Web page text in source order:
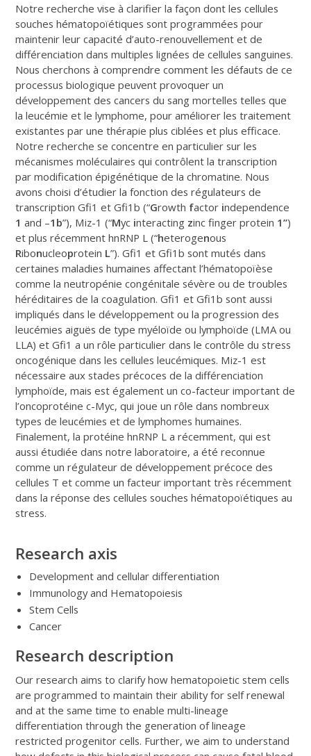
Notre recherche vise à clarifier la façon dont les cellules
souches hématopoïétiques sont programmées pour
maintenir leur capacité d’auto-renouvellement et de
différenciation dans multiples lignées de cellules sanguines.
Nous cherchons à comprendre comment les défauts de ce
processus biologique peuvent provoquer un
développement des cancers du sang mortelles telles que
la leucémie et le lymphome, pour améliorer les traitement
existantes par une thérapie plus ciblées et plus efficace.
Notre recherche se concentre en particulier sur les
mécanismes moléculaires qui contrôlent la transcription
par modification épigénétique de la chromatine. Nous
avons choisi d’étudier la fonction des régulateurs de
transcription Gfi1 et Gfi1b (“Growth factor independence
1 and –1b”), Miz-1 (“Myc interacting zinc finger protein 1”)
et plus récemment hnRNP L (“heterogenous
Ribonucleoprotein L”). Gfi1 et Gfi1b sont mutés dans
certaines maladies humaines affectant l’hématopoïèse
comme la neutropénie congénitale sévère ou de troubles
héréditaires de la coagulation. Gfi1 et Gfi1b sont aussi
impliqués dans le développement ou la progression des
leucémies aiguës de type myéloïde ou lymphoïde (LMA ou
LLA) et Gfi1 a un rôle particulier dans le contrôle du stress
oncogénique dans les cellules leucémiques. Miz-1 est
nécessaire aux stades précoces de la différenciation
lymphoïde, mais est également un co-facteur important de
l’oncoprotéine c-Myc, qui joue un rôle dans nombreux
types de leucémies et de lymphomes humaines.
Finalement, la protéine hnRNP L a récemment, qui est
aussi étudiée dans notre laboratoire, a été reconnue
comme un régulateur de développement précoce des
cellules T et comme un facteur important très récemment
dans la réponse des cellules souches hématopoïétiques au
stress.
Research axis
Development and cellular differentiation
Immunology and Hematopoiesis
Stem Cells
Cancer
Research description
Our research aims to clarify how hematopoietic stem cells
are programmed to maintain their ability for self renewal
and at the same time to enable multi-lineage
differentiation through the generation of lineage
restricted progenitor cells. Further, we aim to understand